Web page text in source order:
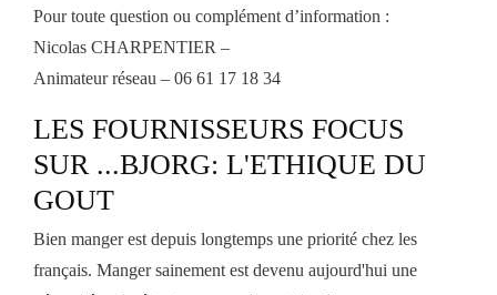
Pour toute question ou complément d’information :
Nicolas CHARPENTIER –
Animateur réseau – 06 61 17 18 34
LES FOURNISSEURS FOCUS
SUR ...BJORG: L'ETHIQUE DU
GOUT
Bien manger est depuis longtemps une priorité chez les
français. Manger sainement est devenu aujourd'hui une